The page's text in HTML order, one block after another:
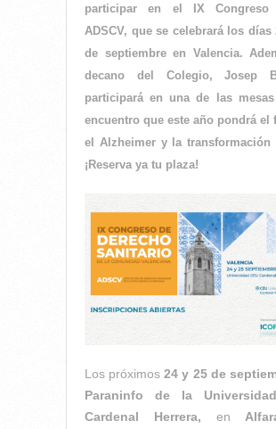
participar en el IX
ADSCV, que se celebrará los días
de septiembre en Valencia.
decano del Colegio, Josep
participará en una de las
encuentro que este año pondrá el
el Alzheimer y la transformación
¡Reserva ya tu plaza!
Los próximos24 y 25 de
Paraninfo de la
Cardenal Herrera, en